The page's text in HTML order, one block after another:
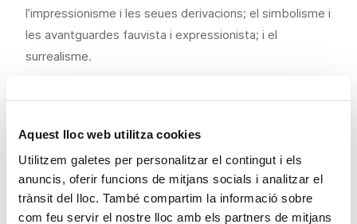
Aquest lloc web utilitza cookies
Utilitzem galetes per personalitzar el contingut i els
anuncis, oferir funcions de mitjans socials i analitzar el
trànsit del lloc. També compartim la informació sobre
com feu servir el nostre lloc amb els partners de mitjans
l’impressionisme i les seues derivacions; el simbolisme i
les avantguardes fauvista i expressionista; i el
surrealisme.
Assistència mínima de 6 persones per sessió per a la
realització de l’activitat.
Preu: 5 € + Entrada exposició.
Grups escolars i socials